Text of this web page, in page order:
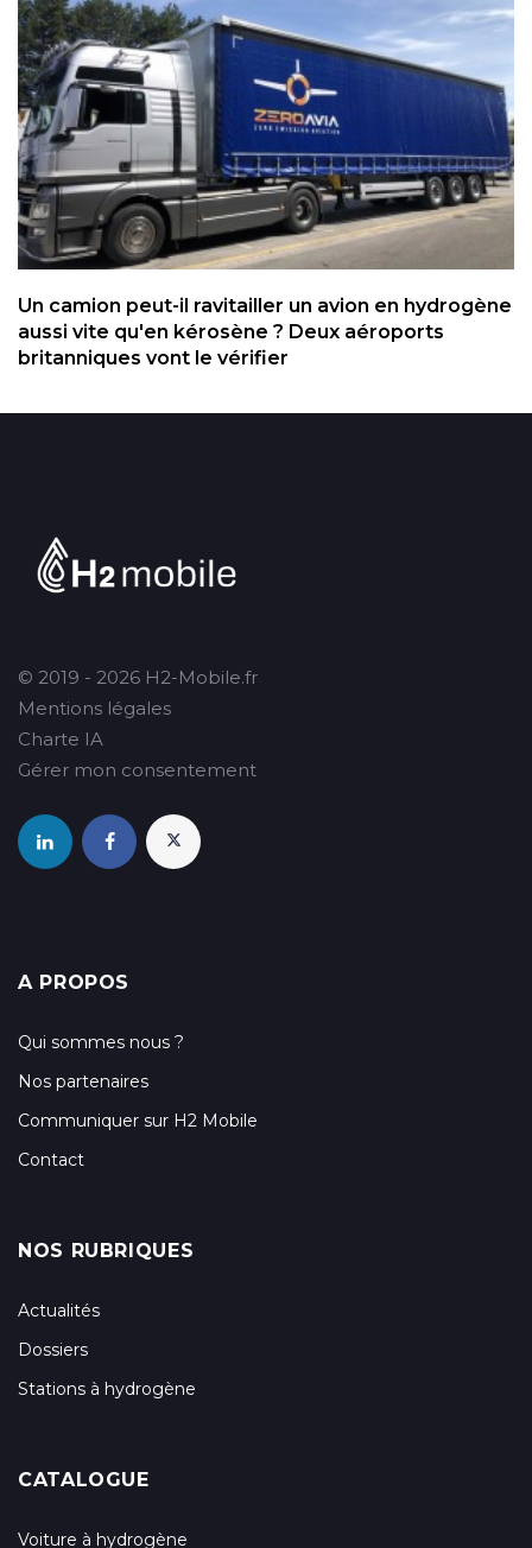
Un camion peut-il ravitailler un avion en hydrogène
aussi vite qu'en kérosène ? Deux aéroports
britanniques vont le vérifier
© 2019 - 2026 H2-Mobile.fr
Mentions légales
Charte IA
Gérer mon consentement
A PROPOS
Qui sommes nous ?
Nos partenaires
Communiquer sur H2 Mobile
Contact
NOS RUBRIQUES
Actualités
Dossiers
Stations à hydrogène
CATALOGUE
Voiture à hydrogène